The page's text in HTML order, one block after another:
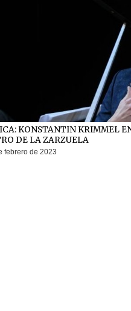
KONSTANTIN KRIMMEL
DE LA ZARZUELA
febrero de 2023